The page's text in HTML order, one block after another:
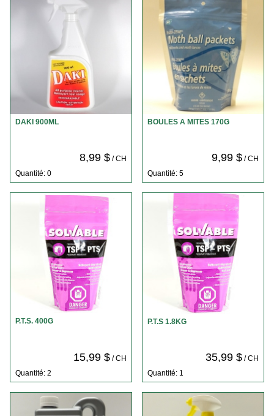
DAKI 900ML
8,99 $/ CH
Quantité: 0
BOULES A MITES 170G
9,99 $/ CH
Quantité: 5
P.T.S. 400G
15,99 $/ CH
Quantité: 2
P.T.S 1.8KG
35,99 $/ CH
Quantité: 1